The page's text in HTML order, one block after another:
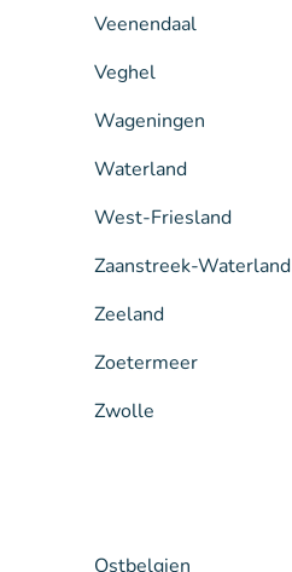
Veenendaal
Veghel
Wageningen
Waterland
West-Friesland
Zaanstreek-Waterland
Zeeland
Zoetermeer
Zwolle
Ostbelgien